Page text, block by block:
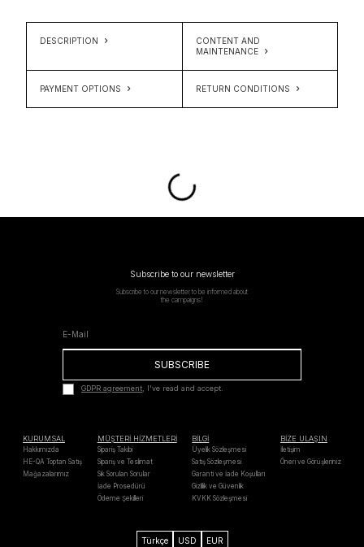
DESCRIPTION
CONTENT AND
MAINTENANCE
PAYMENT OPTIONS RETURN CONDITIONS
Subscribe to our newsletter
Subscribe to our newsletter to be informed about
the campaigns!
SUBSCRIBE
GDPR agreement, I've read and accept.
KURUMSAL
Hakkımızda
HE-QA Toptan Satış
Mağazalarımız
MÜŞTERİ HİZMETLERİ
Sipariş Takibi
Sipariş ve Teslimat
Sık Sorulan Sorular
İade Prosedürü
Ödeme Şekilleri
BİLGİ
Üyelik Sözleşmesi
Satış Sözleşmesi
Garanti ve İade Koşulları
Gizlilik ve Güvenlik
KVKK Sözleşmesi
BİZE ULAŞIN
İletişim
Öneri ve Görüşleriniz
Türkçe USD EUR